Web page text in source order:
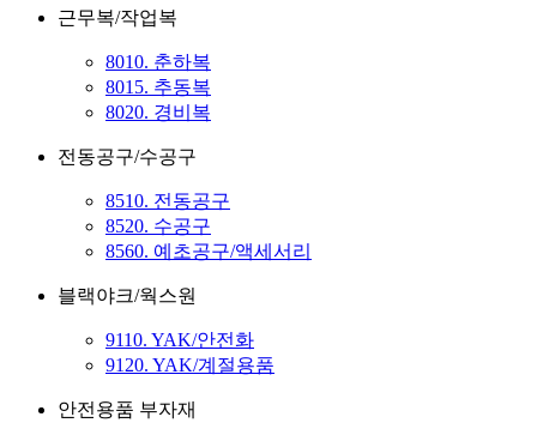
근무복/작업복
8010. 춘하복
8015. 추동복
8020. 경비복
전동공구/수공구
8510. 전동공구
8520. 수공구
8560. 예초공구/액세서리
블랙야크/웍스원
9110. YAK/안전화
9120. YAK/계절용품
안전용품 부자재